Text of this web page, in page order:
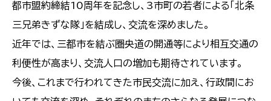
都市盟約締結10周年を記念し、3市町の若者による「北条
三兄弟きずな隊」を結成し、交流を深めました。
近年では、三都市を結ぶ圏央道の開通等により相互交通の
利便性が高まり、交流人口の増加も期待されています。
今後、これまで行われてきた市民交流に加え、行政間にお